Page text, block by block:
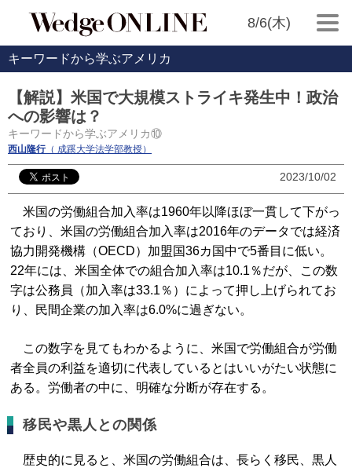
8/6(木)
キーワードから学ぶアメリカ
【解説】米国で大規模ストライキ発生中！政治
への影響は？
キーワードから学ぶアメリカ⑩
西山隆行（ 成蹊大学法学部教授）
2023/10/02
米国の労働組合加入率は1960年以降ほぼ一貫して下がっ
ており、米国の労働組合加入率は2016年のデータでは経済
協力開発機構（OECD）加盟国36カ国中で5番目に低い。
22年には、米国全体での組合加入率は10.1％だが、この数
字は公務員（加入率は33.1％）によって押し上げられてお
り、民間企業の加入率は6.0%に過ぎない。
この数字を見てもわかるように、米国で労働組合が労働
者全員の利益を適切に代表しているとはいいがたい状態に
ある。労働者の中に、明確な分断が存在する。
移民や黒人との関係
歴史的に見ると、米国の労働組合は、長らく移民、黒人